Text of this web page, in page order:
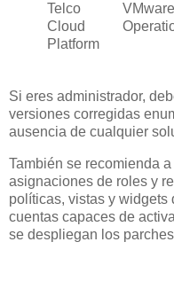
Telco
Cloud
Platform
Si eres administrador,
versiones corregidas
ausencia de cualquier
También se recomienda
asignaciones de roles y
políticas, vistas y widgets
cuentas capaces de
se despliegan los